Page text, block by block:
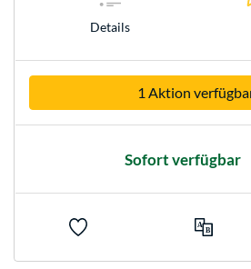
Details
1 Aktion
Sofort verfügbar